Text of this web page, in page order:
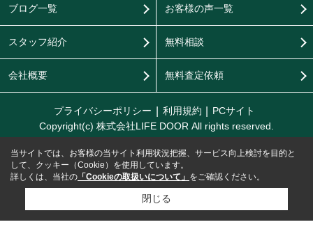
ブログ一覧
スタッフ紹介
会社概要
お客様の声一覧
無料相談
無料査定依頼
プライバシーポリシー 利用規約
PCサイト
Copyright(c) 株式会社LIFE DOOR All rights reserved.
当サイトでは、お客様の当サイト利用状況把握、サービス向上検討を目的と
して、クッキー（Cookie）を使用しています。
詳しくは、当社の 「Cookieの取扱いについて」 をご確認ください。
閉じる